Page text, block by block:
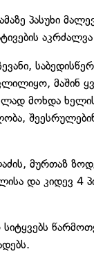
პასუხი
მაშინ
მოხდა
მურთაზ
და კიდევ 4